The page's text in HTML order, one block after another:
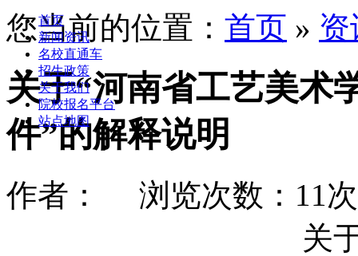
首页
新闻资讯
名校直通车
招生政策
关于我们
院校报名平台
站点地图
您当前的位置： 首页 » 资
关于“河南省工艺美术
件”的解释说明
作者： 浏览次数：11
关于“河南省